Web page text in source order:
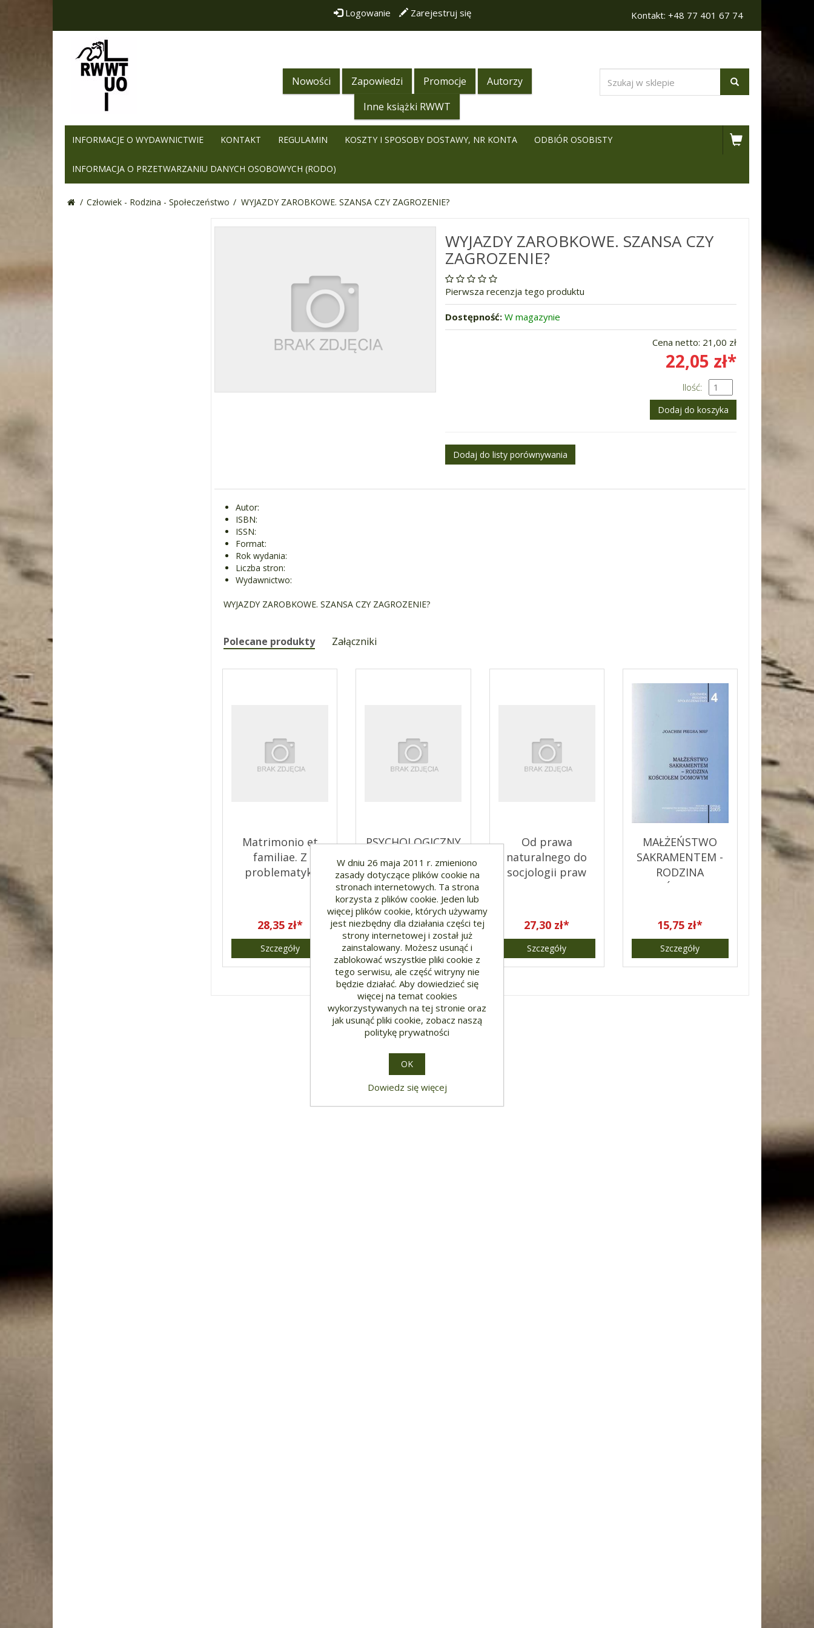
Logowanie Zarejestruj się Kontakt: +48 77 401 67 74
Nowości Zapowiedzi Promocje
Autorzy
Inne książki RWWT
INFORMACJE O WYDAWNICTWIE KONTAKT REGULAMIN KOSZTY I SPOSOBY DOSTAWY, NR KONTA ODBIÓR OSOBISTY
INFORMACJA O PRZETWARZANIU DANYCH OSOBOWYCH (RODO)
/ Człowiek - Rodzina - Społeczeństwo / WYJAZDY ZAROBKOWE. SZANSA CZY ZAGROZENIE?
WYJAZDY ZAROBKOWE. SZANSA CZY
ZAGROZENIE?
Pierwsza recenzja tego produktu
Dostępność: W magazynie
Cena netto: 21,00 zł
22,05 zł*
Ilość:
Autor:
ISBN:
ISSN:
Format:
Rok wydania:
Liczba stron:
Wydawnictwo:
WYJAZDY ZAROBKOWE. SZANSA CZY ZAGROZENIE?
Polecane produkty Załączniki
Matrimonio et
familiae. Z
problematyki
28,35 zł*
Szczegóły
PSYCHOLOGICZNY
WYMIAR CIERPIENIA
21,00 zł*
Szczegóły
Od prawa
naturalnego do
socjologii praw
27,30 zł*
Szczegóły
MAŁŻEŃSTWO
SAKRAMENTEM -
RODZINA
KOŚCIOŁEM
15,75 zł*
Szczegóły
W dniu 26 maja 2011 r. zmieniono
zasady dotyczące plików cookie na
stronach internetowych. Ta strona
korzysta z plików cookie. Jeden lub
więcej plików cookie, których używamy
jest niezbędny dla działania części tej
strony internetowej i został już
zainstalowany. Możesz usunąć i
zablokować wszystkie pliki cookie z
tego serwisu, ale część witryny nie
będzie działać. Aby dowiedzieć się
więcej na temat cookies
wykorzystywanych na tej stronie oraz
jak usunąć pliki cookie, zobacz naszą
politykę prywatności
OK
Dowiedz się więcej